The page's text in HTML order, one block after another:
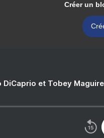
Créer un
DiCaprio et Tobey